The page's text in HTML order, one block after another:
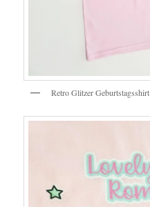
Retro Glitzer Geburtstagsshirt